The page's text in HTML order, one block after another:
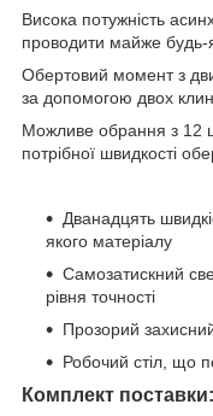
Висока потужність
проводити майже будь-
Обертовий момент з
за допомогою двох
Можливе обрання з 12
потрібної швидкості
Дванадцять
якого матеріалу
Самозатискний
рівня точності
Прозорий
Робочий стіл, що
Комплект поставки: